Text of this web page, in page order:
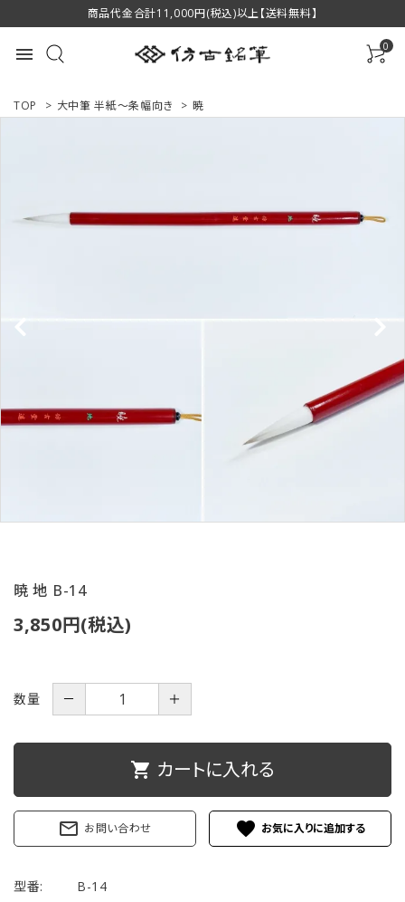
商品代金合計11,000円(税込)以上【送料無料】
menu 0
用途で選ぶ
ご利用ガイド
特定商取引法について
TOP > 大中筆 半紙～条幅向き > 暁
暁 地 B-14
3,850円(税込)
数量 － ＋
shopping_cart カートに入れる
mail_outline お問い合わせ favorite
型番: B-14